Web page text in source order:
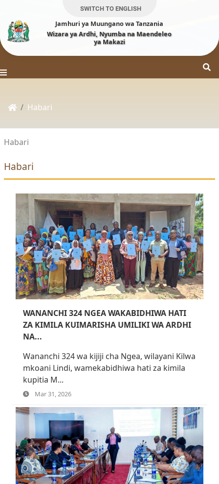
SWITCH TO ENGLISH
Jamhuri ya Muungano wa Tanzania
Wizara ya Ardhi, Nyumba na Maendeleo
ya Makazi
Habari
Habari
Habari
WANANCHI 324 NGEA WAKABIDHIWA HATI
ZA KIMILA KUIMARISHA UMILIKI WA ARDHI
NA...
Wananchi 324 wa kijiji cha Ngea, wilayani Kilwa
mkoani Lindi, wamekabidhiwa hati za kimila
kupitia M...
Mar 31, 2026